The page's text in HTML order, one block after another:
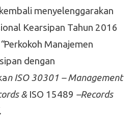
menyelenggarakan
Kearsipan Tahun 2016
“Perkokoh Manajemen
dengan
n ISO 30301 – Management
& ISO 15489 –Records